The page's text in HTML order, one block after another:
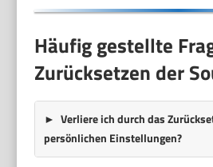
Häufig gestellte
Zurücksetzen der
Verliere ich durch das
persönlichen Einstellungen?